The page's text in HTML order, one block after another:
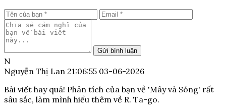
Gửi bình luận
N
Nguyễn Thị Lan 21:06:55 03-06-2026
Bài viết hay quá! Phân tích của bạn về 'Mây và Sóng' rất
sâu sắc, làm mình hiểu thêm về R. Ta-go.